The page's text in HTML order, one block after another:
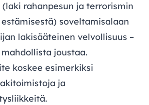
rahanpesun ja terrorismin
soveltamisalaan
lakisääteinen velvollisuus –
joustaa.
koskee esimerkiksi
ja